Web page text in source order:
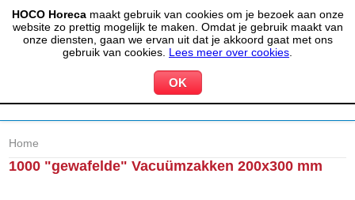
HOCO Horecamaakt gebruik van cookies om je bezoek aan onze
website zo prettig mogelijk te maken. Omdat je gebruik maakt van
onze diensten, gaan we ervan uit dat je akkoord gaat met ons
gebruik van cookies. Lees meer over cookies
(020) 497 6325 info@hocohoreca.nl
MIJN ACCOUNT 0 WINKELWAGEN
Home
1000 "gewafelde" Vacuümzakken 200x300 mm